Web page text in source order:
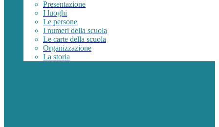
Presentazione
I luoghi
Le persone
I numeri della scuola
Le carte della scuola
Organizzazione
La storia